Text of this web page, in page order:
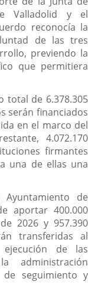
Valladolid y el
reconocía la
de las tres
previendo la
que permitiera
total de 6.378.305
serán financiados
en el marco del
4.072.170
firmantes
una de ellas una
de
aportar 400.000
2026 y 957.390
transferidas al
de las
administración
seguimiento y